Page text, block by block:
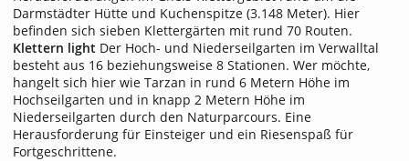
Darmstädter Hütte und Kuchenspitze (3.148 Meter). Hier
befinden sich sieben Klettergärten mit rund 70 Routen.
Klettern light Der Hoch- und Niederseilgarten im Verwalltal
besteht aus 16 beziehungsweise 8 Stationen. Wer möchte,
hangelt sich hier wie Tarzan in rund 6 Metern Höhe im
Hochseilgarten und in knapp 2 Metern Höhe im
Niederseilgarten durch den Naturparcours. Eine
Herausforderung für Einsteiger und ein Riesenspaß für
Fortgeschrittene.